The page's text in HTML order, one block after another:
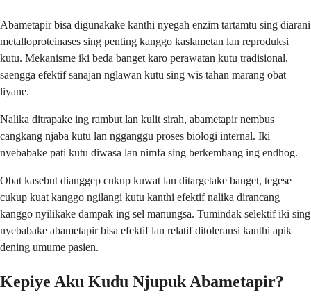
Abametapir bisa digunakake kanthi nyegah enzim tartamtu sing diarani
metalloproteinases sing penting kanggo kaslametan lan reproduksi
kutu. Mekanisme iki beda banget karo perawatan kutu tradisional,
saengga efektif sanajan nglawan kutu sing wis tahan marang obat
liyane.
Nalika ditrapake ing rambut lan kulit sirah, abametapir nembus
cangkang njaba kutu lan ngganggu proses biologi internal. Iki
nyebabake pati kutu diwasa lan nimfa sing berkembang ing endhog.
Obat kasebut dianggep cukup kuwat lan ditargetake banget, tegese
cukup kuat kanggo ngilangi kutu kanthi efektif nalika dirancang
kanggo nyilikake dampak ing sel manungsa. Tumindak selektif iki sing
nyebabake abametapir bisa efektif lan relatif ditoleransi kanthi apik
dening umume pasien.
Kepiye Aku Kudu Njupuk Abametapir?